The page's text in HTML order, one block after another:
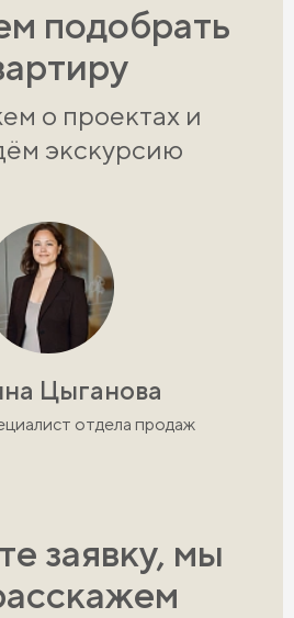
подобрать
о проектах и
экскурсию
Цыганова
отдела продаж
заявку, мы